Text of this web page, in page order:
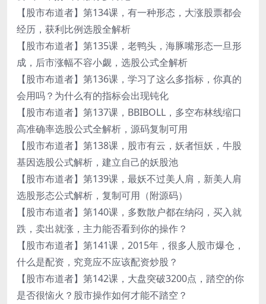
【股市布道者】第134课，有一种形态，大涨股票都会
经历，获利比例选股全解析
【股市布道者】第135课，老鸭头，海豚嘴形态一旦形
成，后市涨幅不容小觑，选股公式全解析
【股市布道者】第136课，学习了这么多指标，你真的
会用吗？为什么有的指标会出现钝化
【股市布道者】第137课，BBIBOLL，多空布林线缩口
高准确率选股公式全解析，源码复制可用
【股市布道者】第138课，股市有云，妖者恒妖，牛股
基因选股公式解析，建立自己的妖股池
【股市布道者】第139课，最妖不过美人肩，新美人肩
选股形态公式解析，复制可用（附源码）
【股市布道者】第140课，多数散户都在纳闷，买入就
跌，卖出就涨，主力能否看到你的操作？
【股市布道者】第141课，2015年，很多人股市爆仓，
什么是配资，究竟应不应该配资炒股？
【股市布道者】第142课，大盘突破3200点，踏空的你
是否很恼火？股市操作如何才能不踏空？